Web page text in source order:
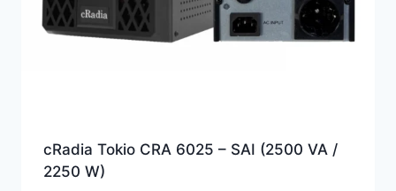
cRadia Tokio CRA 6025 – SAI (2500 VA /
2250 W)